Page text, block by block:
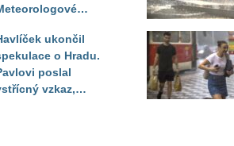
kde hrozí
a prudký vítr
ukončil
o Hradu.
poslal
vzkaz,